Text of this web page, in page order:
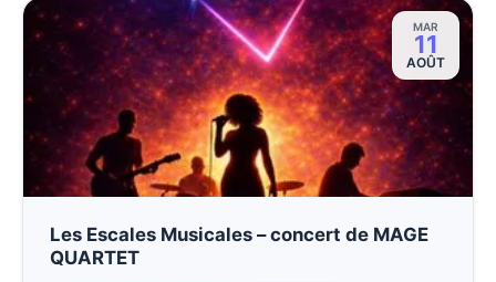
MAR
11
AOÛT
Les Escales Musicales – concert de MAGE
QUARTET